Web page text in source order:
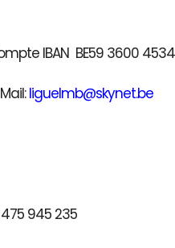
IBAN BE59 3600
liguelmb@skynet.be
945 235